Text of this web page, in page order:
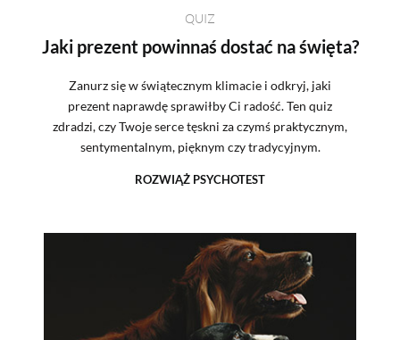
QUIZ
Jaki prezent powinnaś dostać na święta?
Zanurz się w świątecznym klimacie i odkryj, jaki
prezent naprawdę sprawiłby Ci radość. Ten quiz
zdradzi, czy Twoje serce tęskni za czymś praktycznym,
sentymentalnym, pięknym czy tradycyjnym.
ROZWIĄŻ PSYCHOTEST